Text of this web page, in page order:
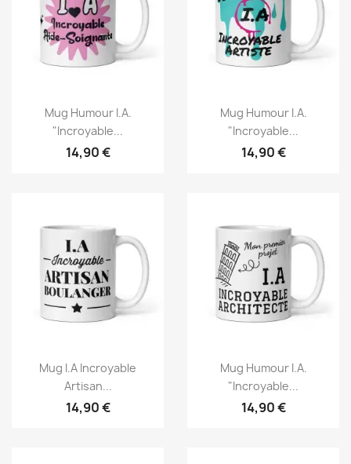
Mug Humour I.A.
"Incroyable...
14,90 €
Mug Humour I.A.
"Incroyable...
14,90 €
Mug I.A Incroyable
Artisan...
14,90 €
Mug Humour I.A.
"Incroyable...
14,90 €